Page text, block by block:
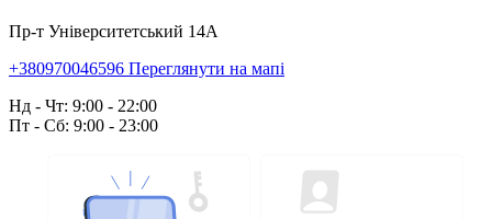
Пр-т Університетський 14А
+380970046596 Переглянути на мапі
Нд - Чт: 9:00 - 22:00
Пт - Сб: 9:00 - 23:00